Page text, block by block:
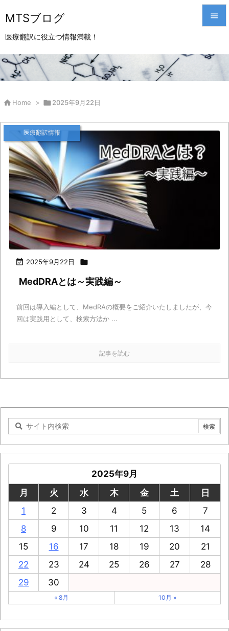
MTSブログ
医療翻訳に役立つ情報満載！


 Home > 2025年9月22日
 2025年9月22日 
医療翻訳情報
MedDRAとは～実践編～
前回は導入編として、MedRAの概要をご紹介いたしましたが、今
回は実践用として、検索方法か ...
記事を読む
2025年9月
月
火 水 木 金 土
日
1
2 3 4 5 6
7
8
9 10 11 12 13
14
15
16 17 18 19 20
21
22
23 24 25 26 27
28
29
30
« 8月 10月 »